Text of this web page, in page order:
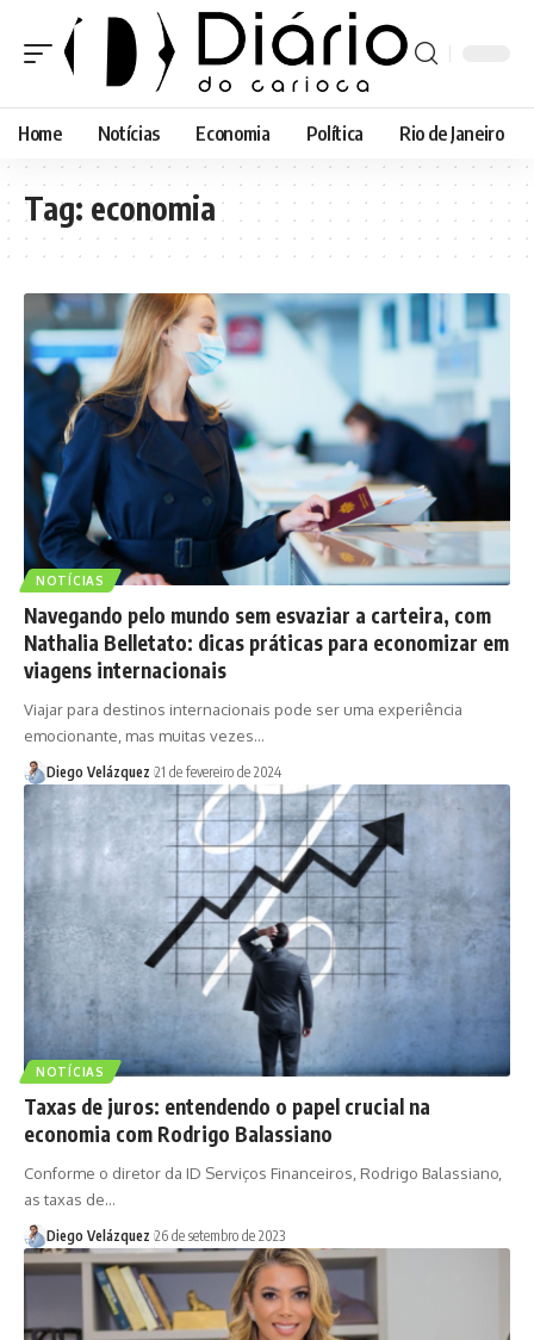
Home Notícias Economia Política Rio de Janeiro
Tag: economia
NOTÍCIAS
Navegando pelo mundo sem esvaziar a carteira, com
Nathalia Belletato: dicas práticas para economizar em
viagens internacionais
Viajar para destinos internacionais pode ser uma experiência
emocionante, mas muitas vezes…
Diego Velázquez 21 de fevereiro de 2024
NOTÍCIAS
Taxas de juros: entendendo o papel crucial na
economia com Rodrigo Balassiano
Conforme o diretor da ID Serviços Financeiros, Rodrigo Balassiano,
as taxas de…
Diego Velázquez 26 de setembro de 2023